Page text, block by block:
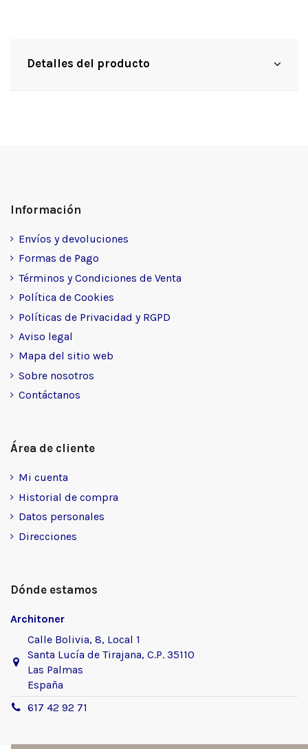
Detalles del producto
Información
Envíos y devoluciones
Formas de Pago
Términos y Condiciones de Venta
Política de Cookies
Políticas de Privacidad y RGPD
Aviso legal
Mapa del sitio web
Sobre nosotros
Contáctanos
Área de cliente
Mi cuenta
Historial de compra
Datos personales
Direcciones
Dónde estamos
Architoner
Calle Bolivia, 8, Local 1
Santa Lucía de Tirajana, C.P. 35110
Las Palmas
España
617 42 92 71